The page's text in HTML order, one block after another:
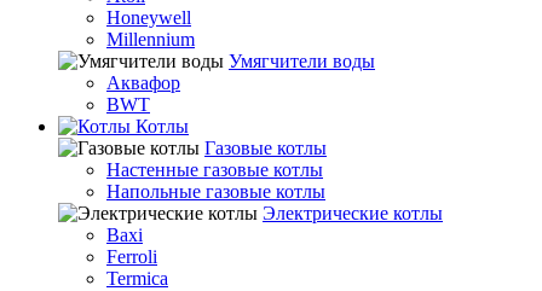
Honeywell
Millennium
Умягчители воды
Аквафор
BWT
Котлы
Гaзовые котлы
Настенные газовые котлы
Напольные газовые котлы
Электрические котлы
Baxi
Ferroli
Termica